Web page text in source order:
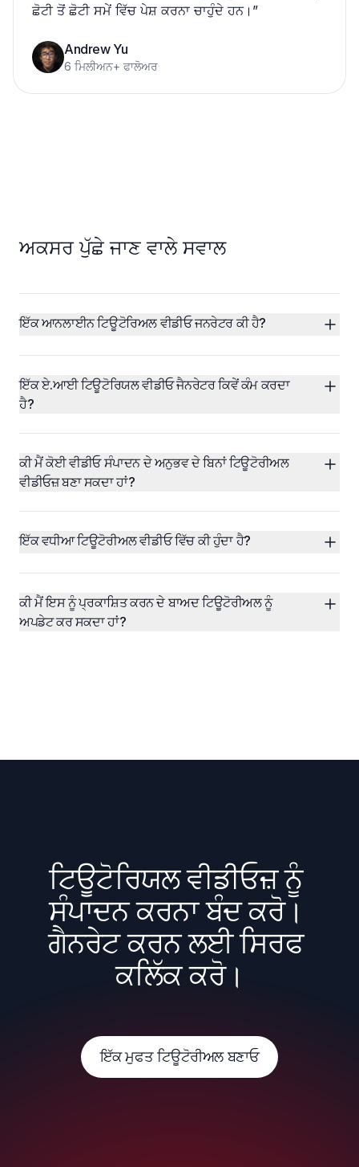
ਛੋਟੀ ਤੋਂ ਛੋਟੀ ਸਮੇਂ ਵਿੱਚ ਪੇਸ਼ ਕਰਨਾ ਚਾਹੁੰਦੇ ਹਨ। ”
Andrew Yu
6 ਮਿਲੀਅਨ+ ਫਾਲੋਅਰ
ਅਕਸਰ ਪੁੱਛੇ ਜਾਣ ਵਾਲੇ ਸਵਾਲ
ਇੱਕ ਆਨਲਾਈਨ ਟਿਊਟੋਰਿਅਲ ਵੀਡੀਓ ਜਨਰੇਟਰ ਕੀ ਹੈ?
ਇੱਕ ਏ.ਆਈ ਟਿਊਟੋਰਿਯਲ ਵੀਡੀਓ ਜੈਨਰੇਟਰ ਕਿਵੇਂ ਕੰਮ ਕਰਦਾ
ਹੈ?
ਕੀ ਮੈਂ ਕੋਈ ਵੀਡੀਓ ਸੰਪਾਦਨ ਦੇ ਅਨੁਭਵ ਦੇ ਬਿਨਾਂ ਟਿਊਟੋਰੀਅਲ
ਵੀਡੀਓਜ਼ ਬਣਾ ਸਕਦਾ ਹਾਂ?
ਇੱਕ ਵਧੀਆ ਟਿਊਟੋਰੀਅਲ ਵੀਡੀਓ ਵਿੱਚ ਕੀ ਹੁੰਦਾ ਹੈ?
ਕੀ ਮੈਂ ਇਸ ਨੂੰ ਪ੍ਰਕਾਸ਼ਿਤ ਕਰਨ ਦੇ ਬਾਅਦ ਟਿਊਟੋਰੀਅਲ ਨੂੰ
ਅਪਡੇਟ ਕਰ ਸਕਦਾ ਹਾਂ?
ਟਿਊਟੋਰਿਯਲ ਵੀਡੀਓਜ਼ ਨੂੰ
ਸੰਪਾਦਨ ਕਰਨਾ ਬੰਦ ਕਰੋ।
ਗੈਨਰੇਟ ਕਰਨ ਲਈ ਸਿਰਫ
ਕਲਿੱਕ ਕਰੋ।
ਇੱਕ ਮੁਫਤ ਟਿਊਟੋਰੀਅਲ ਬਣਾਓ